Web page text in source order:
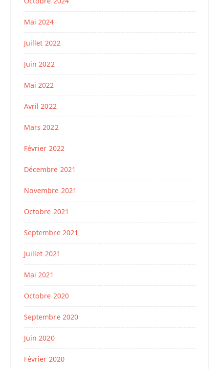
Mai 2024
Juillet 2022
Juin 2022
Mai 2022
Avril 2022
Mars 2022
Février 2022
Décembre 2021
Novembre 2021
Octobre 2021
Septembre 2021
Juillet 2021
Mai 2021
Octobre 2020
Septembre 2020
Juin 2020
Février 2020